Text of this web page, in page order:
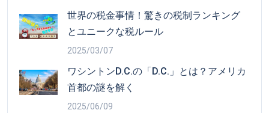
世界の税金事情！驚きの税制ランキング
とユニークな税ルール
2025/03/07
ワシントンD.C.の「D.C.」とは？アメリカ
首都の謎を解く
2025/06/09